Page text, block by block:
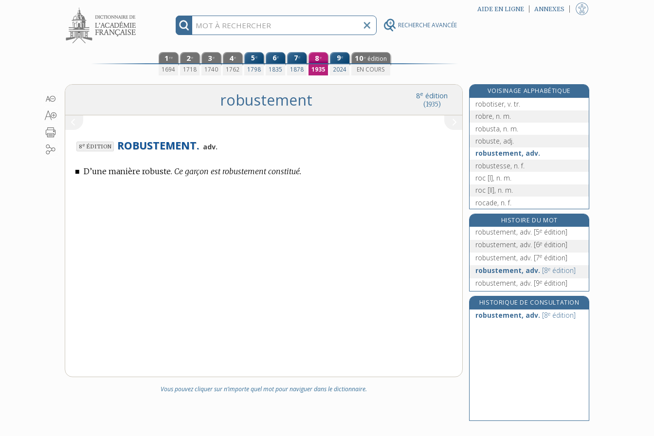
RECHERCHE AVANCÉE
Aller au contenu AIDE EN LIGNE ANNEXES
1 re
1694
2e
1718
3e
1740
4e
1762
5e
1798
6e
1835
7e
1878
8e
1935
9e
2024
10e édition
EN COURS
8e édition
(1935)
robustement
8e ÉDITION ROBUSTEMENT. adv.
■ D’une manière robuste. Ce garçon est robustement constitué.
Vous pouvez cliquer sur n’importe quel mot pour naviguer dans le dictionnaire.
VOISINAGE ALPHABÉTIQUE
robotisation, n. f.
robotiser, v. tr.
robre, n. m.
robusta, n. m.
robuste, adj.
robustement, adv.
robustesse, n. f.
roc [I], n. m.
roc [II], n. m.
rocade, n. f.
rocaillage, n. m.
rocaille, n. f.
rocamadour, n. m.
HISTOIRE DU MOT
robustement, adv. [5e édition]
robustement, adv. [6e édition]
robustement, adv. [7e édition]
robustement, adv. [8e édition]
robustement, adv. [9e édition]
HISTORIQUE DE CONSULTATION
robustement, adv. [8e édition]